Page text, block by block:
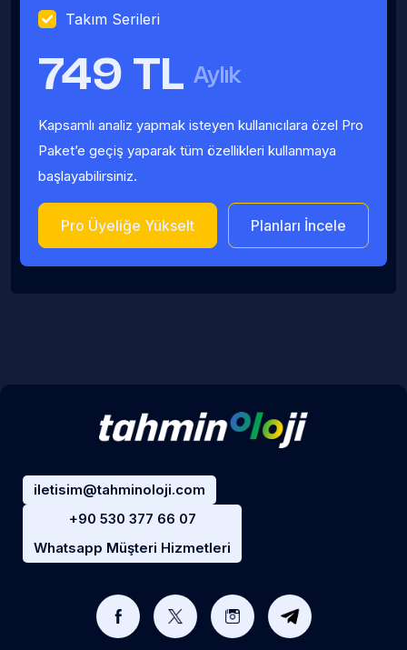
Takım Serileri
749 TL Aylık
Kapsamlı analiz yapmak isteyen kullanıcılara özel Pro
Paket’e geçiş yaparak tüm özellikleri kullanmaya
başlayabilirsiniz.
Pro Üyeliğe Yükselt Planları İncele
iletisim@tahminoloji.com
+90 530 377 66 07
Whatsapp Müşteri Hizmetleri